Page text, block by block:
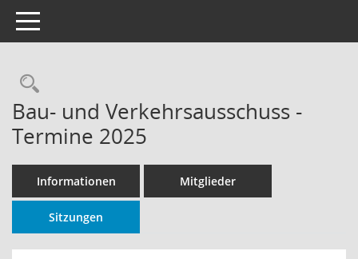
Toggle navigation
Rechercheauswahl
Bau- und Verkehrsausschuss -
Termine 2025
Informationen Mitglieder
Sitzungen